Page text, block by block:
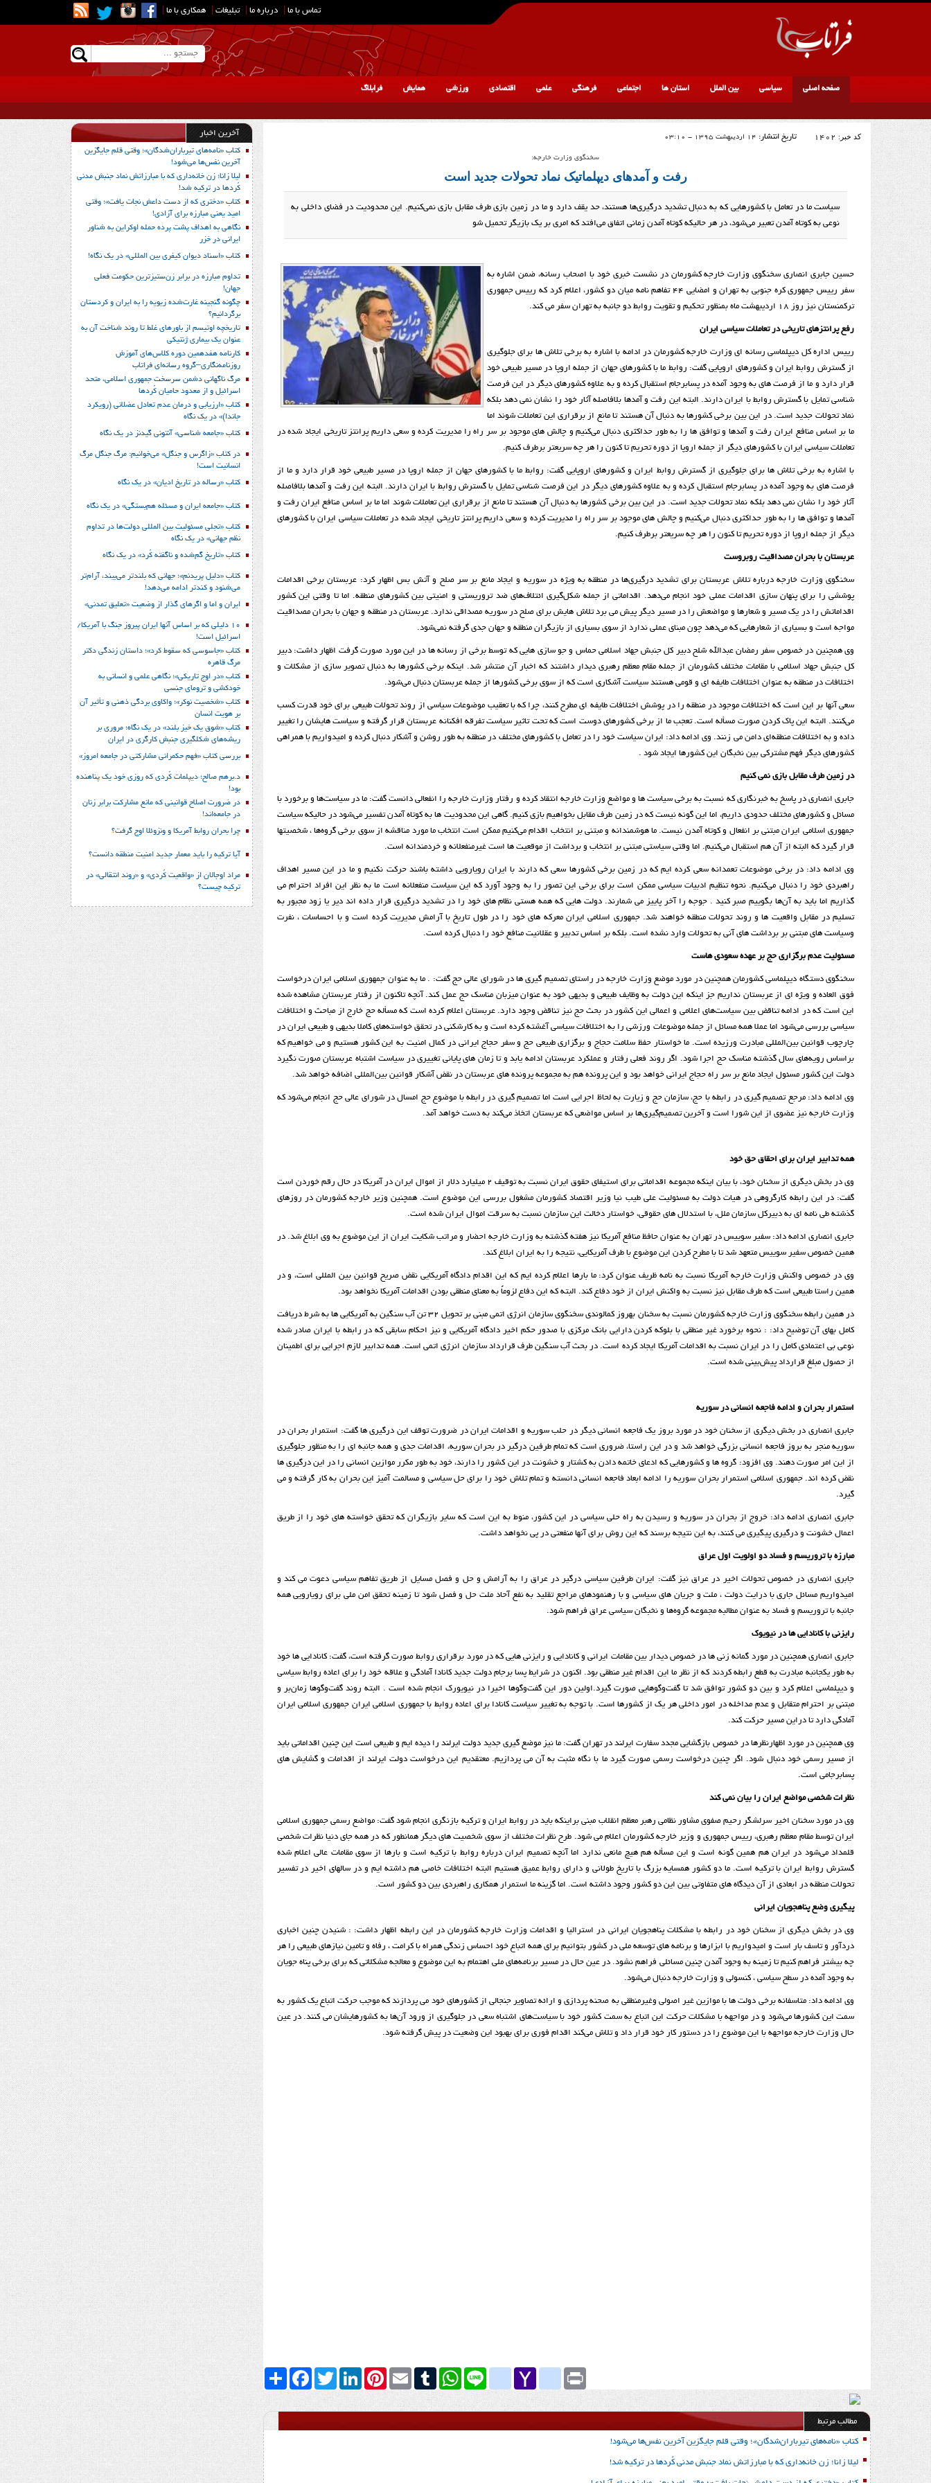
تماس با ما درباره ما تبلیغات همکاری با ما
صفحه اصلی سیاسی بین الملل استان ها اجتماعی فرهنگی علمی اقتصادی ورزشی همایش فرابلاگ
کد خبر: 1402 تاریخ انتشار: 14 اردیبهشت 1395 - 03:10
سخنگوی وزارت خارجه:
رفت و آمدهای دیپلماتیک نماد تحولات جدید است
سیاست ما در تعامل با كشورهایی كه به دنبال تشدید درگیری‌ها هستند، حد یقف دارد و ما در زمین بازی طرف مقابل بازی نمی‌كنیم. این محدودیت در فضای داخلی به
نوعی به كوتاه آمدن تعبیر می‌شود، در هر حالیكه كوتاه آمدن زمانی اتفاق می‌افتد كه امری بر یك بازیگر تحمیل شو
حسین جابری انصاری سخنگوی وزارت خارجه کشورمان در نشست خبری خود با اصحاب رسانه، ضمن اشاره به
سفر رییس جمهوری کره جنوبی به تهران و امضایی 44 تفاهم نامه میان دو کشور، اعلام کرد که رییس جمهوری
ترکمنستان نیز روز 18 اردیبهشت ماه بمنظور تحکیم و تقویت روابط دو جانبه به تهران سفر می کند.
رفع پرانتزهای تاریخی در تعاملات سیاسی ایران
رییس اداره کل دیپلماسی رسانه ای وزارت خارجه کشورمان در ادامه با اشاره به برخی تلاش ها برای جلوگیری
از گسترش روابط ایران و کشورهای اروپایی گفت: روابط ما با کشورهای جهان از جمله اروپا در مسیر طبیعی خود
قرار دارد و ما از فرصت های به وجود آمده در پسابرجام استقبال کرده و به علاوه کشورهای دیگر در این فرصت
شناسی تمایل با گسترش روابط با ایران دارند. البته این رفت و آمدها بلافاصله آثار خود را نشان نمی دهد بلکه
نماد تحولات جدید است. در این بین برخی کشورها به دنبال آن هستند تا مانع از برقراری این تعاملات شوند اما
ما بر اساس منافع ایران رفت و آمدها و توافق ها را به طور حداکثری دنبال می‌کنیم و چالش های موجود بر سر راه را مدیریت کرده و سعی داریم پرانتز تاریخی ایجاد شده در
تعاملات سیاسی ایران با کشورهای دیگر از جمله اروپا از دوره تحریم تا کنون را هر چه سریعتر برطرف کنیم.
با اشاره به برخی تلاش ها برای جلوگیری از گسترش روابط ایران و کشورهای اروپایی گفت: روابط ما با کشورهای جهان از جمله اروپا در مسیر طبیعی خود قرار دارد و ما از
فرصت های به وجود آمده در پسابرجام استقبال کرده و به علاوه کشورهای دیگر در این فرصت شناسی تمایل با گسترش روابط با ایران دارند. البته این رفت و آمدها بلافاصله
آثار خود را نشان نمی دهد بلکه نماد تحولات جدید است. در این بین برخی کشورها به دنبال آن هستند تا مانع از برقراری این تعاملات شوند اما ما بر اساس منافع ایران رفت و
آمدها و توافق ها را به طور حداکثری دنبال می‌کنیم و چالش های موجود بر سر راه را مدیریت کرده و سعی داریم پرانتز تاریخی ایجاد شده در تعاملات سیاسی ایران با کشورهای
دیگر از جمله اروپا از دوره تحریم تا کنون را هر چه سریعتر برطرف کنیم.
عربستان با بحران مصداقیت روبروست
سخنگوی وزارت خارجه درباره تلاش عربستان برای تشدید درگیری‌ها در منطقه به ویژه در سوریه و ایجاد مانع بر سر صلح و آتش بس اظهار کرد: عربستان برخی اقدامات
پوششی را برای پنهان سازی اقدامات عملی خود انجام می‌دهد. اقداماتی از جمله شکل‌گیری ائتلاف‌های ضد تروریستی و امنیتی بین کشورهای منطقه. اما تا وقتی این کشور
اقداماتش را در یک مسیر و شعارها و مواضعش را در مسیر دیگر پیش می برد تلاش هایش برای صلح در سوریه مصداقی ندارد. عربستان در منطقه و جهان با بحران مصداقیت
مواجه است و بسیاری از شعارهایی که می‌دهد چون مبنای عملی ندارد از سوی بسیاری از بازیگران منطقه و جهان جدی گرفته نمی‌شود.
وی همچنین در خصوص سفر رمضان عبدالله شلح دبیر کل جنبش جهاد اسلامی حماس و جو سازی هایی که توسط برخی از رسانه ها در این مورد صورت گرفت اظهار داشت: دبیر
کل جنبش جهاد اسلامی با مقامات مختلف کشورمان از جمله مقام معظم رهبری دیدار داشتند که اخبار آن منتشر شد. اینکه برخی کشورها به دنبال تصویر سازی از مشکلات و
اختلافات در منطقه به عنوان اختلافات طایفه ای و قومی هستند سیاست آشکاری است که از سوی برخی کشورها از جمله عربستان دنبال می‌شود.
سعی آنها بر این است که اختلافات موجود در منطقه را در پوشش اختلافات طایفه ای مطرح کنند، چرا که با تعقیب موضوعات سیاسی از روند تحولات طبیعی برای خود قدرت کسب
می‌کنند. البته این پاک کردن صورت مسأله است. تعجب ما از برخی کشورهای دوست است که تحت تاثیر سیاست تفرقه افکنانه عربستان قرار گرفته و سیاست هایشان را تغییر
داده و به اختلافات منطقه‌ای دامن می زنند. وی ادامه داد: ایران سیاست خود را در تعامل با کشورهای مختلف در منطقه به طور روشن و آشکار دنبال کرده و امیدواریم با همراهی
کشورهای دیگر فهم مشترکی بین نخبگان این کشورها ایجاد شود .
در زمین طرف مقابل بازی نمی کنیم
جابری انصاری در پاسخ به خبرنگاری که نسبت به برخی سیاست ها و مواضع وزارت خارجه انتقاد کرده و رفتار وزارت خارجه را انفعالی دانست گفت: ما در سیاست‌ها و برخورد با
مسائل و کشورهای مختلف حدودی داریم، اما این گونه نیست که در زمین طرف مقابل بخواهیم بازی کنیم. گاهی این محدودیت ها به کوتاه آمدن تفسیر می‌شود در حالیکه سیاست
جمهوری اسلامی ایران مبتنی بر انفعال و کوتاه آمدن نیست. ما هوشمندانه و مبتنی بر انتخاب اقدام می‌کنیم ممکن است انتخاب ما مورد مناقشه از سوی برخی گروه‌ها ، شخصیتها
قرار گیرد که البته از آن هم استقبال می‌کنیم. اما وقتی سیاستی مبتنی بر انتخاب و برداشت از موقعیت ها است غیرمنفعلانه و خردمندانه است.
وی ادامه داد: در برخی موضوعات تعمدانه سعی کرده ایم که در زمین برخی کشورها سعی که دارند با ایران رویارویی داشته باشند حرکت نکنیم و ما در این مسیر اهداف
راهبردی خود را دنبال می‌کنیم. نحوه تنظیم ادبیات سیاسی ممکن است برای برخی این تصور را به وجود آورد که این سیاست منفعلانه است ما به نظر این افراد احترام می
گذاریم اما باید به آن‌ها بگوییم صبر کنید . جوجه را آخر پاییز می شمارند. دولت هایی که همه هستی نظام های خود را در تشدید درگیری قرار داده اند دیر یا زود مجبور به
تسلیم در مقابل واقعیت ها و روند تحولات منطقه خواهند شد. جمهوری اسلامی ایران معرکه های خود را در طول تاریخ با آرامش مدیریت کرده است و با احساسات ، نفرت
وسیاست های مبتنی بر برداشت های آنی به تحولات وارد نشده است. بلکه بر اساس تدبیر و عقلانیت منافع خود را دنبال کرده است.
مسئولیت عدم برگزاری حج بر عهده سعودی هاست
سخنگوی دستگاه دیپلماسی کشورمان همچنین در مورد موضع وزارت خارجه در راستای تصمیم گیری ها در شورای عالی حج گفت: . ما به عنوان جمهوری اسلامی ایران درخواست
فوق العاده و ویژه ای از عربستان نداریم جز اینکه این دولت به وظایف طبیعی و بدیهی خود به عنوان میزبان مناسک حج عمل کند. آنچه تاکنون از رفتار عربستان مشاهده شده
این است که در ادامه تناقض بین سیاست‌های اعلامی و اعمالی این کشور در بحث حج نیز تناقض وجود دارد. عربستان اعلام کرده است که مسأله حج خارج از مباحث و اختلافات
سیاسی بررسی می‌شود اما عملا همه مسائل از جمله موضوعات ورزشی را به اختلافات سیاسی آغشته کرده است و به کارشکنی در تحقق خواسته‌های کاملا بدیهی و طبیعی ایران در
چارچوب قوانین بین‌المللی مبادرت ورزیده است. ما خواستار حفظ سلامت حجاج و برگزاری طبیعی حج و سفر حجاج ایرانی در کمال امنیت به این کشور هستیم و می خواهیم که
براساس رویه‌های سال گذشته مناسک حج اجرا شود. اگر روند فعلی رفتار و عملکرد عربستان ادامه یابد و تا زمان های پایانی تغییری در سیاست اشتباه عربستان صورت نگیرد
دولت این کشور مسئول ایجاد مانع بر سر راه حجاج ایرانی خواهد بود و این پرونده هم به مجموعه پرونده های عربستان در نقض آشکار قوانین بین‌المللی اضافه خواهد شد.
وی ادامه داد: مرجع تصمیم گیری در رابطه با حج، سازمان حج و زیارت به لحاظ اجرایی است اما تصمیم گیری در رابطه با موضوع حج امسال در شورای عالی حج انجام می‌شود که
وزارت خارجه نیز عضوی از این شورا است و آخرین تصمیم‌گیری‌ها بر اساس مواضعی که عربستان اتخاذ می‌کند به دست خواهد آمد.
همه تدابیر ایران برای احقاق حق خود
وی در بخش دیگری از سخنان خود، با بیان اینکه مجموعه اقداماتی برای استیفای حقوق ایران نسبت به توقیف 2 میلیارد دلار از اموال ایران در آمریکا در حال رقم خوردن است
گفت: در این رابطه کارگروهی در هیات دولت به مسئولیت علی طیب نیا وزیر اقتصاد کشورمان مشغول بررسی این موضوع است. همچنین وزیر خارجه کشورمان در روزهای
گذشته طی نامه ای به دبیرکل سازمان ملل، با استدلال های حقوقی، خواستار دخالت این سازمان نسبت به سرقت اموال ایران شده است.
جابری انصاری ادامه داد: سفیر سوییس در تهران به عنوان حافظ منافع آمریکا نیز هفته گذشته به وزارت خارجه احضار و مراتب شکایت ایران از این موضوع به وی ابلاغ شد. در
همین خصوص سفیر سوییس متعهد شد تا با مطرح کردن این موضوع با طرف آمریکایی، نتیجه را به ایران ابلاغ کند.
وی در خصوص واکنش وزارت خارجه آمریکا نسبت به نامه ظریف عنوان کرد: ما بارها اعلام کرده ایم که این اقدام دادگاه آمریکایی نقض صریح قوانین بین المللی است، و در
همین راستا طبیعی است که طرف مقابل نیز نسبت به واکنش ایران از خود دفاع کند. البته که این دفاع لزوماً به معنای منطقی بودن اقدامات آمریکا نخواهد بود.
در همین رابطه سخنگوی وزارت خارجه کشورمان نسبت به سخنان بهروز کمالوندی سخنگوی سازمان انرژی اتمی مبنی بر تحویل 32 تن آب سنگین به آمریکایی ها به شرط دریافت
کامل بهای آن توضیح داد: : نحوه برخورد غیر منطقی با بلوکه کردن دارایی بانک مرکزی با صدور حکم اخیر دادگاه آمریکایی و نیز احکام سابقی که در رابطه با ایران صادر شده
نوعی بی اعتمادی کامل را در ایران نسبت به اقدامات آمریکا ایجاد کرده است. در بحث آب سنگین طرف قرارداد سازمان انرژی اتمی است. همه تدابیر لازم اجرایی برای اطمینان
از حصول مبلغ قرارداد پیش‌بینی شده است.
استمرار بحران و ادامه فاجعه انسانی در سوریه
جابری انصاری در بخش دیگری از سخنان خود در مورد بروز یک فاجعه انسانی دیگر در حلب سوریه و اقدامات ایران در ضرورت توقف این درگیری ها گفت: استمرار بحران در
سوریه منجر به بروز فاجعه انسانی بزرگی خواهد شد و در این راستا، ضروری است که تمام طرفین درگیر در بحران سوریه، اقدامات جدی و همه جانبه ای را به منظور جلوگیری
از این امر صورت دهند. وی افزود: گروه ها و کشورهایی که ادعای خاتمه دادن به کشتار و خشونت در این کشور را دارند، خود به طور مکرر موازین انسانی را در این درگیری ها
نقض کرده اند. جمهوری اسلامی استمرار بحران سوریه را ادامه ابعاد فاجعه انسانی دانسته و تمام تلاش خود را برای حل سیاسی و مسالمت آمیز این بحران به کار گرفته و می
گیرد.
جابری انصاری ادامه داد: خروج از بحران در سوریه و رسیدن به راه حلی سیاسی در این کشور، منوط به این است که سایر بازیگران که تحقق خواسته های خود را از طریق
اعمال خشونت و درگیری پیگیری می کنند، به این نتیجه برسند که این روش برای آنها منفعتی در پی نخواهد داشت.
مبارزه با تروریسم و فساد دو اولویت اول عراق
جابری انصاری در خصوص تحولات اخیر در عراق نیز گفت: ایران طرفین سیاسی درگیر در عراق را به آرامش و حل و فصل مسایل از طریق تفاهم سیاسی دعوت می کند و
امیدواریم مسائل جاری با درایت دولت ، ملت و جریان های سیاسی و با رهنمودهای مراجع تقلید به نفع آحاد ملت حل و فصل شود تا زمینه تحقق امن ملی برای رویارویی همه
جانبه با تروریسم و فساد به عنوان مطالبه مجموعه گروه‌ها و نخبگان سیاسی عراق فراهم شود.
رایزنی با کانادایی ها در نیویوک
جابری انصاری همچنین در مورد گمانه زنی ها در خصوص دیدار بین مقامات ایرانی و کانادایی و رایزنی هایی که در مورد برقراری روابط صورت گرفته است، گفت: کانادایی ها خود
به طور یکجانبه مبادرت به قطع رابطه کردند که از نظر ما این اقدام غیر منطقی بود. اکنون در شرایط پسا برجام دولت جدید کانادا آمادگی و علاقه خود را برای اعاده روابط سیاسی
و دیپلماسی اعلام کرد و بین دو کشور توافق شد تا گفت‌وگوهایی صورت گیرد.اولین دور این گفت‌وگوها اخیرا در نیویورک انجام شده است . البته روند گفت‌وگوها زمان‌بر و
مبتنی بر احترام متقابل و عدم مداخله در امور داخلی هر یک از کشورها است. با توجه به تغییر سیاست کانادا برای اعاده روابط با جمهوری اسلامی ایران جمهوری اسلامی ایران
آمادگی دارد تا دراین مسیر حرکت کند.
وی همچنین در مورد اظهارنظرها در خصوص بازگشایی مجدد سفارت ایرلند در تهران گفت: ما نیز موضع گیری جدید دولت ایرلند را دیده ایم و طبیعی است این چنین اقداماتی باید
از مسیر رسمی خود دنبال شود. اگر چنین درخواست رسمی صورت گیرد ما با نگاه مثبت به آن می پردازیم. معتقدیم این درخواست دولت ایرلند از اقدامات و گشایش های
پسابرجامی است.
نظرات شخصی مواضع ایران را بیان نمی کند
وی در مورد سخنان اخیر سرلشگر رحیم صفوی مشاور نظامی رهبر معظم انقلاب مبنی براینکه باید در روابط ایران و ترکیه بازنگری انجام شود گفت: مواضع رسمی جمهوری اسلامی
ایران توسط مقام معظم رهبری، رییس جمهوری و وزیر خارجه کشورمان اعلام می شود. طرح نظرات مختلف از سوی شخصیت های دیگر همانطور که در همه جای دنیا نظرات شخصی
قلمداد می‌شود در ایران هم همین گونه است و این مسأله هم هیچ مانعی ندارد اما آنچه تصمیم ایران درباره روابط با ترکیه است و بارها از سوی مقامات عالی اعلام شده
گسترش روابط ایران با ترکیه است. ما دو کشور همسایه بزرگ با تاریخ طولانی و دارای روابط عمیق هستیم البته اختلافات خاصی هم داشته ایم و در سالهای اخیر در تفسیر
تحولات منطقه در ابعادی از آن دیدگاه های متفاوتی بین این دو کشور وجود داشته است. اما گزینه ما استمرار همکاری راهبردی بین دو کشور است.
پیگیری وضع پناهجویان ایرانی
وی در بخش دیگری از سخنان خود در رابطه با مشکلات پناهجویان ایرانی در استرالیا و اقدامات وزارت خارجه کشورمان در این رابطه اظهار داشت: : شنیدن چنین اخباری
دردآور و تاسف بار است و امیدواریم با ابزارها و برنامه های توسعه ملی در کشور بتوانیم برای همه اتباع خود احساس زندگی همراه با کرامت ، رفاه و تامین نیازهای طبیعی را هر
چه بیشتر فراهم کنیم تا زمینه به وجود آمدن چنین مسائلی فراهم نشود. در عین حال در مسیر برنامه‌های ملی اهتمام به این موضوع و معالجه مشکلاتی که برای برخی پناه جویان
به وجود آمده در سطح سیاسی ، کنسولی و وزارت خارجه دنبال می‌شود.
وی ادامه داد: متاسفانه برخی دولت ها با موازین غیر اصولی وغیرمنطقی به صحنه پردازی و ارائه تصاویر جنجالی از کشورهای خود می پردازند که موجب حرکت اتباع یک کشور به
سمت این کشورها می‌شود و در مواجهه با مشکلات حرکت این اتباع به سمت کشور خود با سیاست‌های اشتباه سعی در جلوگیری از ورود آن‌ها به کشورهایشان می کنند. در عین
حال وزارت خارجه مواجهه با این موضوع را در دستور کار خود قرار داد و تلاش می‌کند اقدام فوری برای بهبود این وضعیت در پیش گرفته شود.
اشتراکFacebook TwitterLinkedInPinterest Email TumblrWhatsApp Line
google_bookmarks
Yahoo
yahoo_messenger Print
مطالب مرتبط
کتاب «نامه‌های تیرباران‌شدگان»؛ وقتی قلم جایگزین آخرین نفس‌ها می‌شود!
لیلا زانا؛ زن خانه‌داری که با مبارزاتش نماد جنبش مدنی کُردها در ترکیه شد!
آخرین اخبار
کتاب «نامه‌های تیرباران‌شدگان»؛ وقتی قلم جایگزین
آخرین نفس‌ها می‌شود!
لیلا زانا؛ زن خانه‌داری که با مبارزاتش نماد جنبش مدنی
کُردها در ترکیه شد!
کتاب «دختری که از دست داعش نجات یافت»؛ وقتی
امید یعنی مبارزه برای آزادی!
نگاهی به اهداف پشت پرده حمله اوکراین به شناور
ایرانی در خزر
کتاب «اسناد دیوان کیفری بین المللی» در یک نگاه!
تداوم مبارزه در برابر زن‌ستیزترین حکومت فعلی
جهان!
چگونه گنجینه غارت‌شده زیویه را به ایران و کردستان
برگردانیم؟
تاریخچه اوتیسم از باورهای غلط تا روند شناخت آن به
عنوان یک بیماری ژنتیکی
کارنامه هفدهمین دوره کلاس‌های آموزش
روزنامه‌نگاری–گروه رسانه‌ای فراتاب
مرگ ناگهانی دشمن سرسخت جمهوری اسلامی، متحد
اسرائیل و از معدود حامیان کُردها
کتاب «ارزیابی و درمان عدم تعادل عضلانی (رویکرد
جاندا)» در یک نگاه
کتاب «جامعه شناسی» آنتونی گیدنز در یک نگاه
در کتاب «زاگرس و جنگل» می‌خوانیم: مرگ جنگل مرگ
انسانیت است!
کتاب «رساله در تاریخ ادیان» در یک نگاه
کتاب «جامعه ایران و مسئله هم‌بستگی» در یک نگاه
کتاب «تجلی مسئولیت بین المللی دولت‌ها در تداوم
نظم جهانی» در یک نگاه
کتاب «تاریخ گم‌شده و ناگفته کُرد» در یک نگاه
کتاب «دلیل پریدنم»؛ جهانی که بلندتر می‌بیند، آرام‌تر
می‌شنود و کندتر ادامه می‌دهد!
ایران و اما و اگرهای گذار از وضعیت «تعلیق تمدنی»
10 دلیلی که بر اساس آنها ایران پیروز جنگ با آمریکا/
اسرائیل است!
کتاب «جاسوسی که سقوط کرد»؛ داستان زندگی دکتر
مرگ قاهره
کتاب «در اوج تاریکی»؛ نگاهی علمی و انسانی به
خودکشی و ترومای جنسی
کتاب «شخصیت نوکر»؛ واکاوی بردگی ذهنی و تأثیر آن
بر هویت انسان
کتاب «شوق یک خیز بلند» در یک نگاه؛ مروری بر
ریشه‌های شکل‎گیری جنبش کارگری در ایران
بررسی کتاب «فهم حکمرانی مشارکتی در جامعه امروز»
د.برهم صالح؛ دیپلمات کُردی که روزی خود یک پناهنده
بود!
در ضرورت اصلاح قوانینی که مانع مشارکت برابر زنان
در جامعه‌اند!
چرا بحران روابط آمریکا و ونزوئلا اوج گرفت؟
آیا ترکیه را باید معمار جدید امنیت منطقه دانست؟
مراد اوجالان از «واقعیت کُردی» و «روند انتقالی» در
ترکیه چیست؟